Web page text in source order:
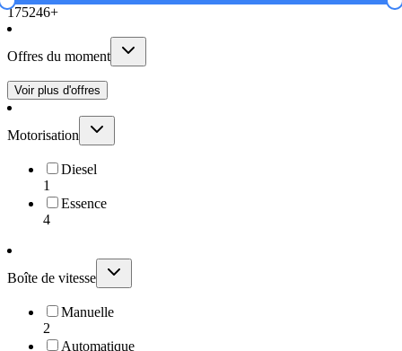
175246+
Offres du moment
Voir plus d'offres
Motorisation
Diesel
1
Essence
4
Boîte de vitesse
Manuelle
2
Automatique